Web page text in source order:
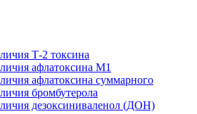
Т-2 токсина
афлатоксина М1
афлатоксина суммарного
бромбутерола
дезоксиниваленол (ДОН)